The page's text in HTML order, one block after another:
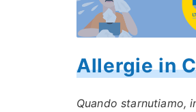
Allergie in
Quando starnutiamo,